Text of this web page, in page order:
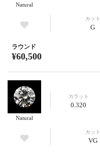
Natural
カット
G
ラウンド
¥60,500
Natural
カラット
0.320
カット
VG